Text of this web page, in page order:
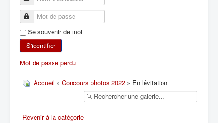
ALPINISME
SKI DE RANDONNÉE
RANDONNÉE SPORTIVE
Se souvenir de moi
S'identifier
Mot de passe perdu
Accueil » Concours photos 2022 » En lévitation
Revenir à la catégorie